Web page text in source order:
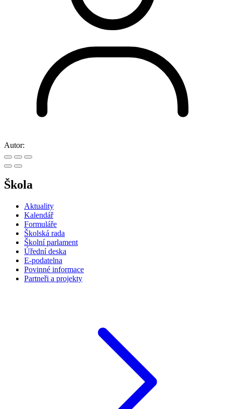
Autor:
Škola
Aktuality
Kalendář
Formuláře
Školská rada
Školní parlament
Úřední deska
E-podatelna
Povinné informace
Partneři a projekty